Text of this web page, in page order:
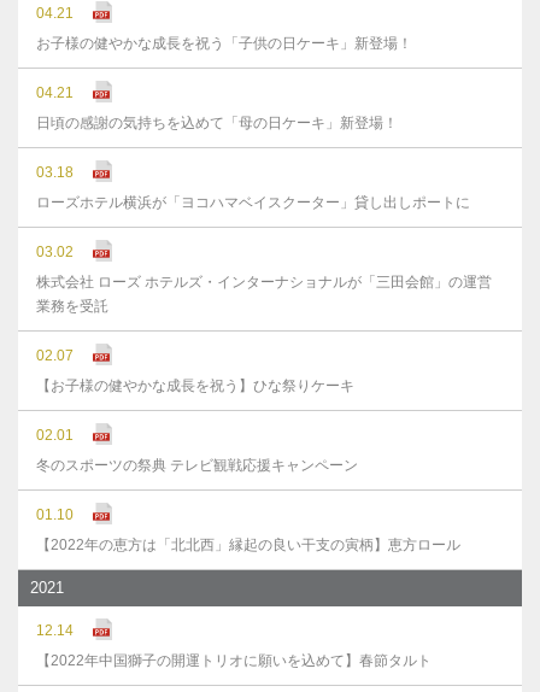
04.21
お子様の健やかな成長を祝う「子供の日ケーキ」新登場！
04.21
日頃の感謝の気持ちを込めて「母の日ケーキ」新登場！
03.18
ローズホテル横浜が「ヨコハマベイスクーター」貸し出しポートに
03.02
株式会社 ローズ ホテルズ・インターナショナルが「三田会館」の運営
業務を受託
02.07
【お子様の健やかな成長を祝う】ひな祭りケーキ
02.01
冬のスポーツの祭典 テレビ観戦応援キャンペーン
01.10
【2022年の恵方は「北北西」縁起の良い干支の寅柄】恵方ロール
2021
12.14
【2022年中国獅子の開運トリオに願いを込めて】春節タルト